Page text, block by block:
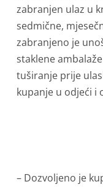
zabranjen ulaz u
sedmične,
zabranjeno je
staklene
tuširanje prije
kupanje u odjeći i
– Dozvoljeno je